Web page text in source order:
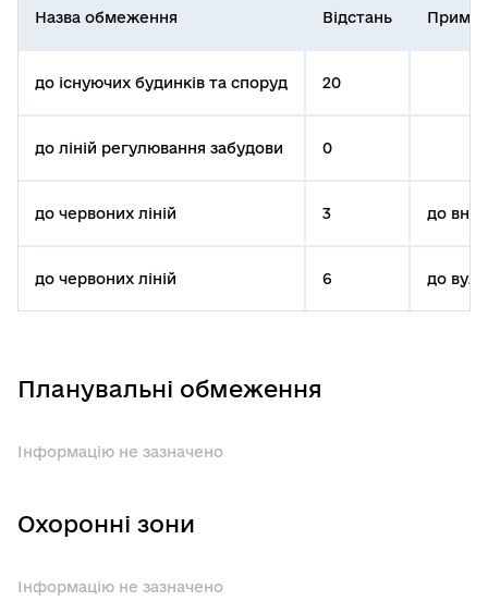
Назва обмеження Відстань
до існуючих будинків та споруд 20
до ліній регулювання забудови 0
до червоних ліній 3 до
до червоних ліній 6 до
Планувальні обмеження
Інформацію не зазначено
Охоронні зони
Інформацію не зазначено